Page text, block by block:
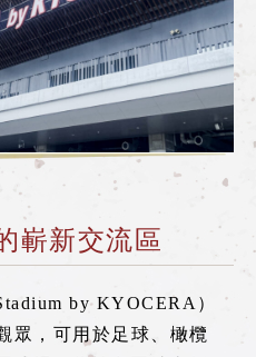
嶄新交流區
by KYOCERA）
眾，可用於足球、橄欖